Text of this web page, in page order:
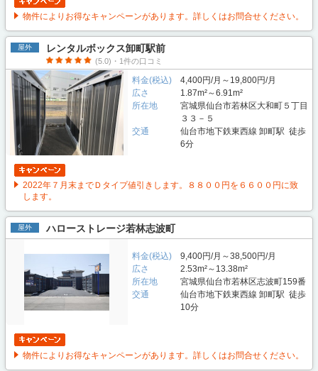
物件によりお得なキャンペーンがあります。詳しくはお問合せください。
屋外 レンタルボックス卸町駅前
(5.0)・1件の口コミ
料金(税込)
4,400円/月～19,800円/月
広さ
1.87m²～6.91m²
所在地
宮城県仙台市若林区大和町５丁目
３３－５
交通
仙台市地下鉄東西線 卸町駅 徒歩
6分
2022年７月末までＤタイプ値引きします。８８００円を６６００円に致
します。
屋外 ハローストレージ若林志波町
料金(税込)
9,400円/月～38,500円/月
広さ
2.53m²～13.38m²
所在地
宮城県仙台市若林区志波町159番
交通
仙台市地下鉄東西線 卸町駅 徒歩
10分
物件によりお得なキャンペーンがあります。詳しくはお問合せください。